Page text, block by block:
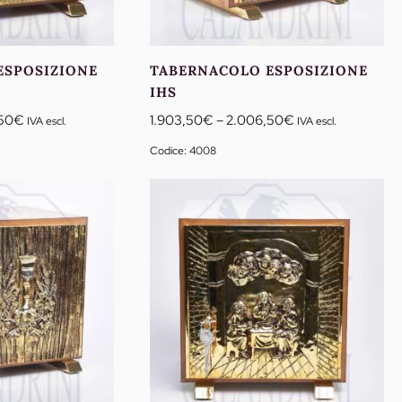
€ Fascia
1.903,50€
a
2.006,50€
IVA escl.
TABERNACOLO ESPOSIZIONE
IHS
1.903,50€ –2.006,50€ Fascia
1.903,50€
a
2.006,50€
IVA escl.
Codice: 4008